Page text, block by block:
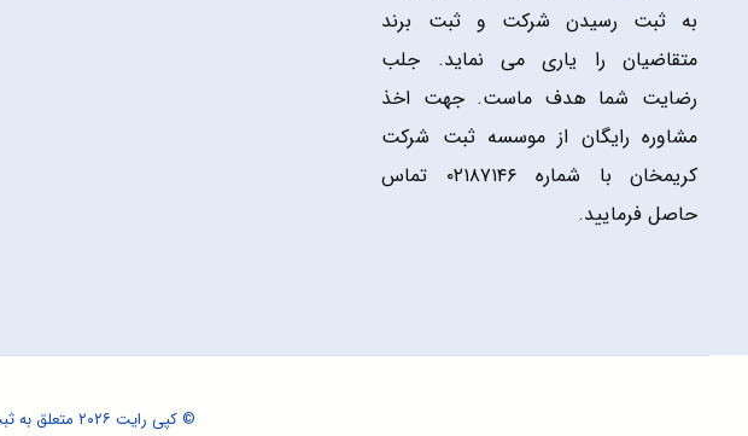
به ثبت رسیدن شرکت و ثبت برند
متقاضیان را یاری می نماید. جلب
رضایت شما هدف ماست. جهت اخذ
مشاوره رایگان از موسسه ثبت شرکت
کریمخان با شماره ۰۲۱۸۷۱۴۶ تماس
حاصل فرمایید.
© کپی رایت ۲۰۲۶ متعلق به ثبت کریم خان می باشد.